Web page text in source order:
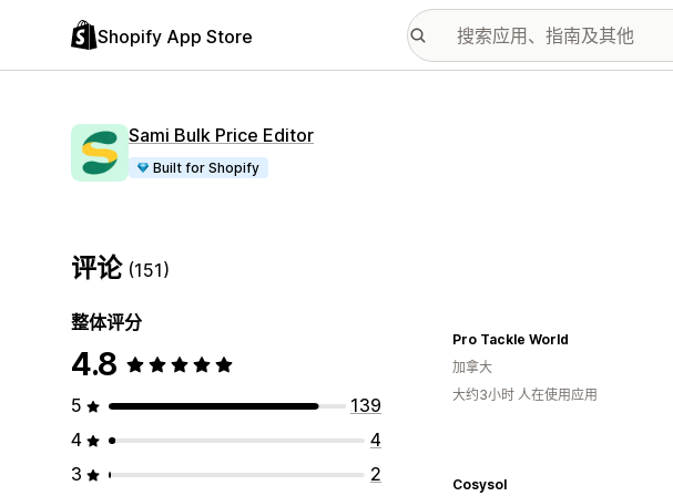
Shopify App Store
Sami Bulk Price Editor
Built for Shopify
评论 (151)
整体评分
4.8
5
139
4
4
3
2
Pro Tackle World
加拿大
大约3小时 人在使用应用
Cosysol